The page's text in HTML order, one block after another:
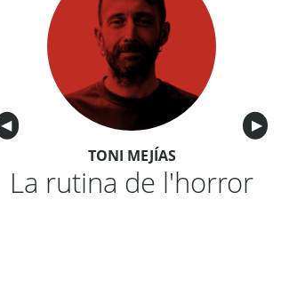
Anterior
◀︎ ▶︎
TONI MEJÍAS
La rutina de l'horror